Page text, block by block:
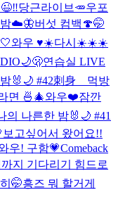
당근라이브🥕우포
밤☁️🦋버섯 컴백🍄🤭
와우 ♥️☀️다시☀️☀️☀️
연습실 LIVE
🐰🌙 #42刺身 먹방
면 🍜🎄와우❤️잠깐
의 나른한 밤🐰🌙 #41
보고싶어서 왔어요!!
우! 구함💗Comeback
지 기다리기 힘드로
🤭흥즈 뭐 할거게